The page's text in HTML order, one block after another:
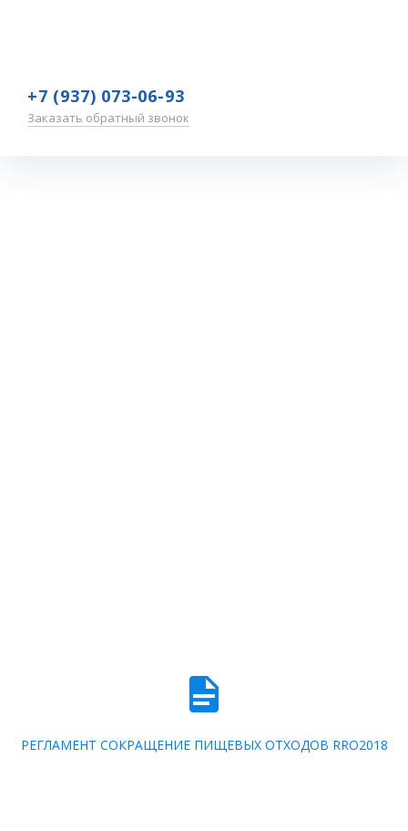
+7 (937) 073-06-93
Заказать обратный звонок
РЕГЛАМЕНТ СОКРАЩЕНИЕ ПИЩЕВЫХ ОТХОДОВ RRO2018